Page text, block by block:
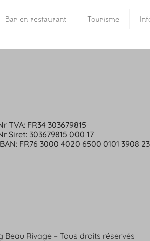
Bar en restaurant Tourisme
TVA: FR34 303679815
Siret: 303679815 000 17
FR76 3000 4020 6500 0101 3908
Beau Rivage – Tous droits réservés